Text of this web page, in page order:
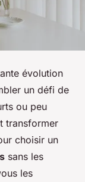
évolution
un défi de
ou peu
transformer
choisir un
sans les
les